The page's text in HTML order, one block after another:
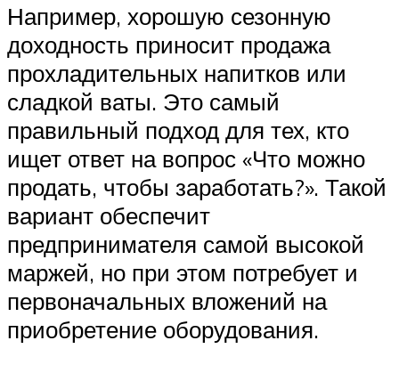
Например, хорошую сезонную
доходность приносит продажа
прохладительных напитков или
сладкой ваты. Это самый
правильный подход для тех, кто
ищет ответ на вопрос «Что можно
продать, чтобы заработать?». Такой
вариант обеспечит
предпринимателя самой высокой
маржей, но при этом потребует и
первоначальных вложений на
приобретение оборудования.